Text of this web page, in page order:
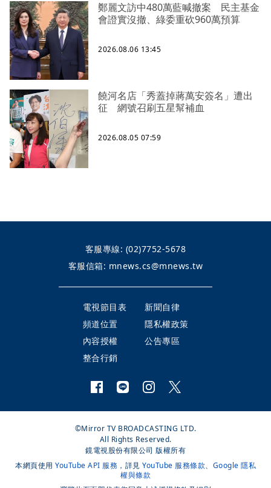
鄭麗文訪中480萬藍喊撤案 民主基金
會證實沒撤、綠委重砍960萬預算
2026.08.06 13:45
饒河名店「秀蓋掉蔣萬安簽名」遭出
征 網號召刷五星幫補血
2026.08.05 07:59
客服專線: (02)7752-5678
客服信箱: mnews.cs@mnews.tw
電視節目表
新聞自律
頻道位置
隱私權政策
內容授權
公告專區
整合行銷
©Mirror TV BROADCASTING LTD.
All Rights Reserved.
鏡電視股份有限公司 版權所有
本網頁使用 YouTube API 服務 ，詳見 YouTube 服務條款、 Google 隱私
權與條款